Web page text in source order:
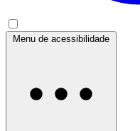
Menu de acessibilidade